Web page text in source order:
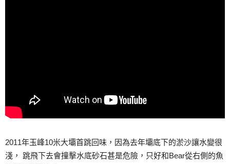
2011年玉峰10米大壩首跳回味，因為去年壩底下的淤沙讓水變很
淺， 跳飛下去會撞擊水底砂石甚是危險，只好和Bear從右側的魚